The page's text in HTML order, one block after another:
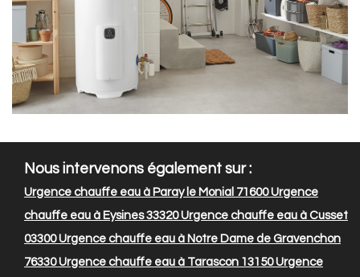
Nous intervenons également sur :
Urgence chauffe eau à Paray le Monial 71600Urgence
chauffe eau à Eysines 33320Urgence chauffe eau à Cusset
03300Urgence chauffe eau à Notre Dame de Gravenchon
76330Urgence chauffe eau à Tarascon 13150Urgence